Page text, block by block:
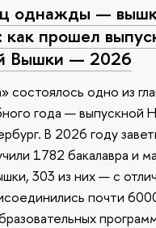
однажды —
как прошел
Вышки — 2026
состоялось одно из
года —
В 2026 году
1782 бакалавра и
303 из них — с
почти